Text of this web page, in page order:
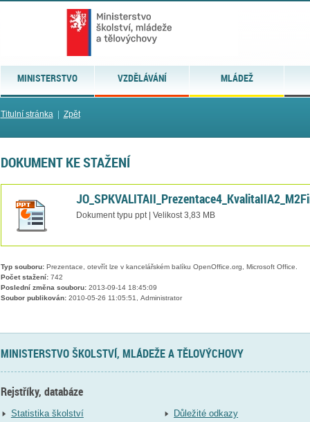
MINISTERSTVO VZDĚLÁVÁNÍ MLÁDEŽ
Titulní stránka| Zpět
DOKUMENT KE STAŽENÍ
Dokument typu ppt | Velikost 3,83 MB
Typ souboru:Prezentace, otevřít lze v kancelářském balíku OpenOffice.org, Microsoft Office.
Počet stažení:742
Poslední změna souboru:2013-09-14 18:45:09
Soubor publikován:2010-05-26 11:05:51, Administrator
MINISTERSTVO ŠKOLSTVÍ, MLÁDEŽE A TĚLOVÝCHOVY
Rejstříky, databáze
Statistika školství
Důležité odkazy